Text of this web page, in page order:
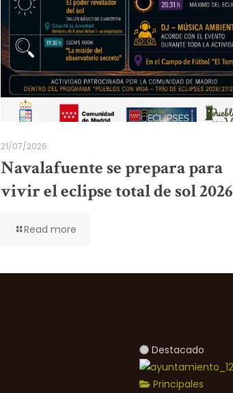
21/07/2026
Navalafuente se prepara para
vivir el eclipse total de sol 2026
Read more
Destacado
Principales